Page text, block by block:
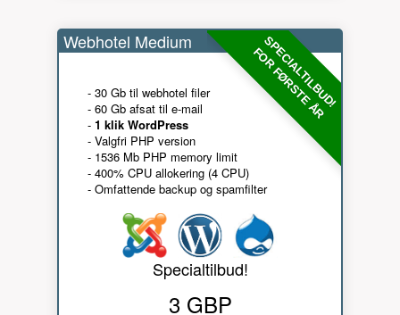
SPECIALTILBUD!
FOR FØRSTE ÅR
Webhotel Medium
- 30 Gb til webhotel filer
- 60 Gb afsat til e-mail
- 1 klik WordPress
- Valgfri PHP version
- 1536 Mb PHP memory limit
- 400% CPU allokering (4 CPU)
- Omfattende backup og spamfilter
Specialtilbud!
3 GBP